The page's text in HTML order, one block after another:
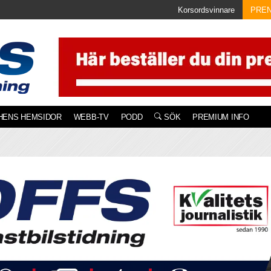
Korsordsvinnare
HEMSIDOR WEBB-TV PODD SÖK PREMIUM INFO